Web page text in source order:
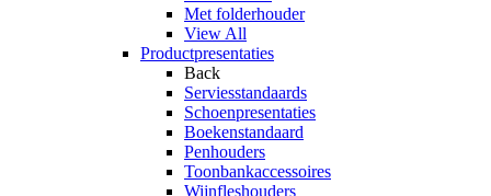
Met folderhouder
View All
Productpresentaties
Back
Serviesstandaards
Schoenpresentaties
Boekenstandaard
Penhouders
Toonbankaccessoires
Wijnfleshouders